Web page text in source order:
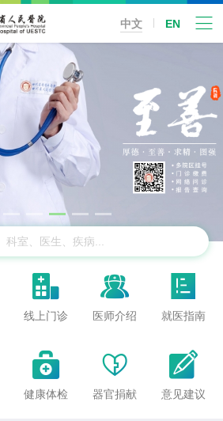
中文 EN

线上门诊

医师介绍

就医指南

健康体检

器官捐献

意见建议